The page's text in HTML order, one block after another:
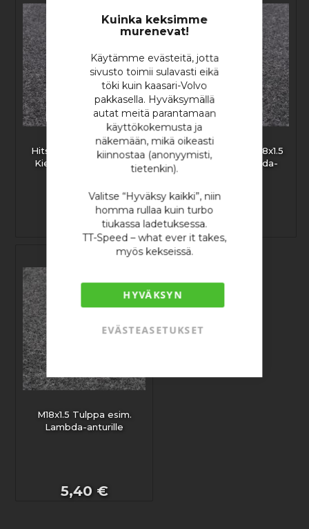
Cookie
Kuinka keksimme
murenevat!
Käytämme evästeitä, jotta
sivusto toimii sulavasti eikä
töki kuin kaasari-Volvo
pakkasella. Hyväksymällä
autat meitä parantamaan
käyttökokemusta ja
näkemään, mikä oikeasti
kiinnostaa (anonyymisti,
tietenkin).
Valitse “Hyväksy kaikki”, niin
homma rullaa kuin turbo
tiukassa ladetuksessa.
TT-Speed – what ever it takes,
myös kekseissä.
HYVÄKSYN
EVÄSTEASETUKSET
Hitsattava RST M18x1.5
Kierreholkki Lambda-
20,21 €
Hitsattava Teräs M18x1.5
Kierreholkki Lambda-
11,12 €
M18x1.5 Tulppa esim.
Lambda-anturille
5,40 €